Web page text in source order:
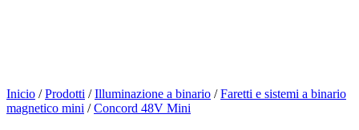
Inicio / Prodotti / Illuminazione a binario / Faretti e sistemi a binario
magnetico mini / Concord 48V Mini